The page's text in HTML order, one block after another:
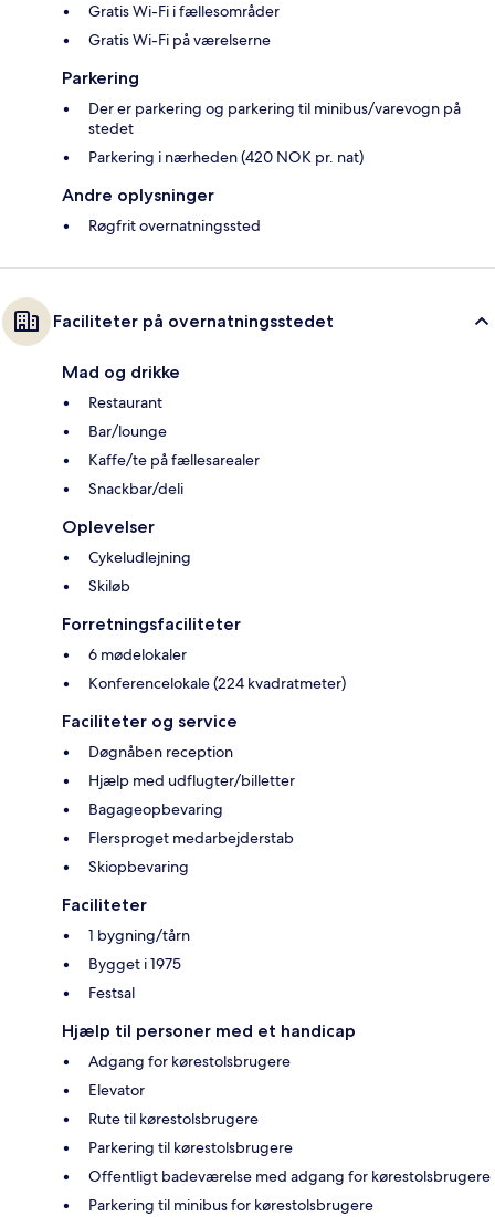
Gratis Wi-Fi i fællesområder
Gratis Wi-Fi på værelserne
Parkering
Der er parkering og parkering til minibus/varevogn på
stedet
Parkering i nærheden (420 NOK pr. nat)
Andre oplysninger
Røgfrit overnatningssted
Faciliteter på overnatningsstedet
Mad og drikke
Restaurant
Bar/lounge
Kaffe/te på fællesarealer
Snackbar/deli
Oplevelser
Cykeludlejning
Skiløb
Forretningsfaciliteter
6 mødelokaler
Konferencelokale (224 kvadratmeter)
Faciliteter og service
Døgnåben reception
Hjælp med udflugter/billetter
Bagageopbevaring
Flersproget medarbejderstab
Skiopbevaring
Faciliteter
1 bygning/tårn
Bygget i 1975
Festsal
Hjælp til personer med et handicap
Adgang for kørestolsbrugere
Elevator
Rute til kørestolsbrugere
Parkering til kørestolsbrugere
Offentligt badeværelse med adgang for kørestolsbrugere
Parkering til minibus for kørestolsbrugere